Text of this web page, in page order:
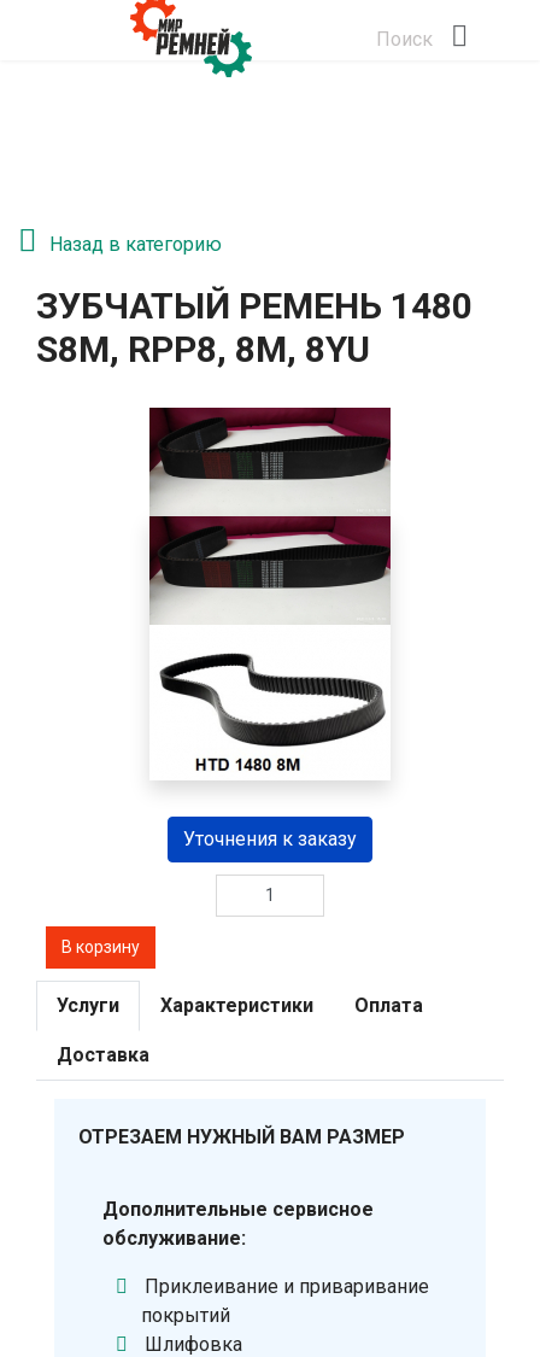
Поиск
Назад в категорию
ЗУБЧАТЫЙ РЕМЕНЬ 1480
S8M, RPP8, 8М, 8YU
Уточнения к заказу
Услуги Характеристики Оплата
Доставка
ОТРЕЗАЕМ НУЖНЫЙ ВАМ РАЗМЕР
Дополнительные сервисное
обслуживание:
Приклеивание и приваривание
покрытий
Шлифовка